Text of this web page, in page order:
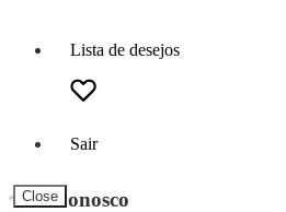
Lista de desejos
Sair
Close
Fale Conosco